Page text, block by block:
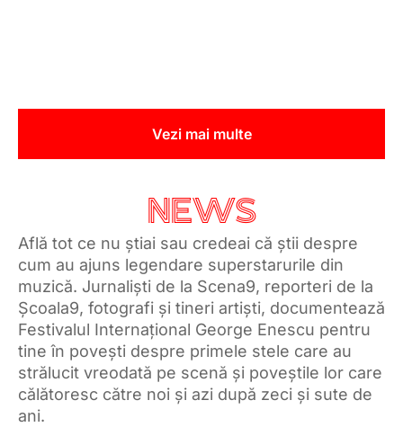
Vezi mai multe
NEWS
Află tot ce nu știai sau credeai că știi despre
cum au ajuns legendare superstarurile din
muzică. Jurnaliști de la Scena9, reporteri de la
Școala9, fotografi și tineri artiști, documentează
Festivalul Internațional George Enescu pentru
tine în povești despre primele stele care au
strălucit vreodată pe scenă și poveștile lor care
călătoresc către noi și azi după zeci și sute de
ani.